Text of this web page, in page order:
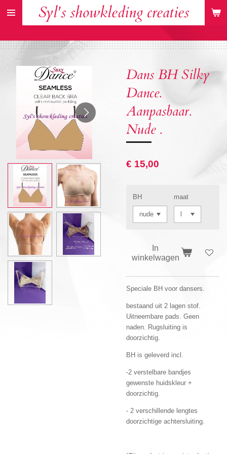
Ga
de
hoofdinhoud
Syl's showkleding creaties
Dans BH Silky
Dance.
Aanpasbaar.
Nude .
€ 15,00
BH maat
In
winkelwagen
Speciale BH voor dansers.
bestaand uit 2 lagen stof.
Uitneembare pads. Geen
naden. Rugsluiting is
doorzichtig.
BH is geleverd incl.
-2 verstelbare bandjes
gewenste huidskleur +
doorzichtig.
- 2 verschillende lengtes
doorzichtige achtersluiting.